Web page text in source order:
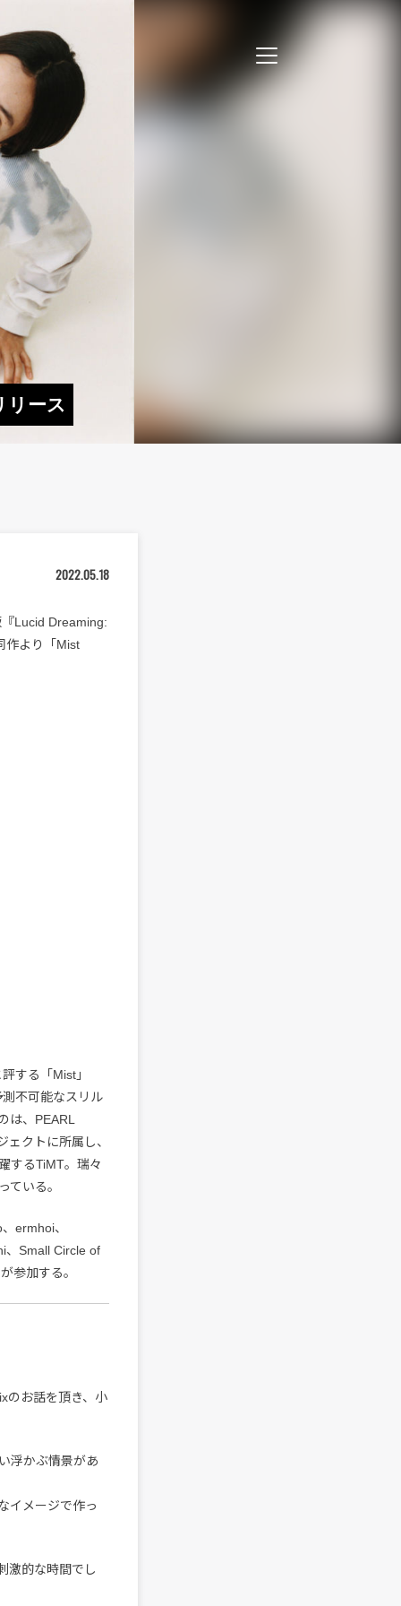
ース
2022.05.18
Lucid Dreaming:
作より「Mist
する「Mist」
不可能なスリル
は、PEARL
クトに所属し、
するTiMT。瑞々
ている。
ermhoi、
、Small Circle of
参加する。
のお話を頂き、小
浮かぶ情景があ
イメージで作っ
激的な時間でし